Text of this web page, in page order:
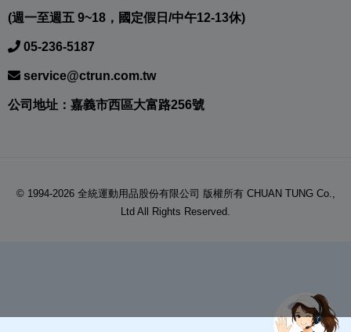
(週一至週五 9~18，國定假日/中午12-13休)
05-236-5187
service@ctrun.com.tw
公司地址：嘉義市西區大富路256號
© 1994-2026 全統運動用品股份有限公司 版權所有 CHUAN TUNG Co.,
Ltd All Rights Reserved.